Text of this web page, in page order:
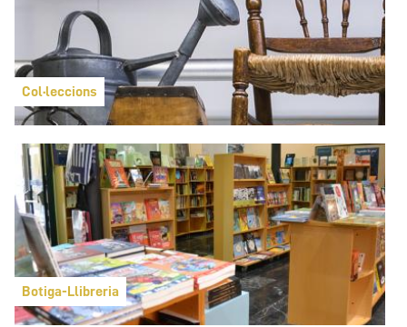
Col·leccions
Botiga-Llibreria